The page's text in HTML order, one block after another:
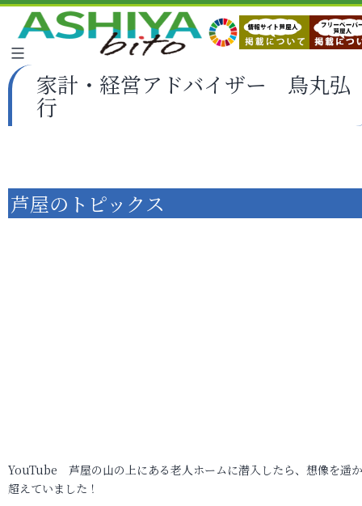
家計・経営アドバイザー 鳥丸弘
行
芦屋のトピックス
YouTube 芦屋の山の上にある老人ホームに潜入したら、想像を遥
超えていました！